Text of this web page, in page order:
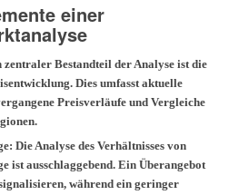
einer
zentraler Bestandteil der Analyse ist die
Dies umfasst aktuelle
Preisverläufe und Vergleiche
Die Analyse des Verhältnisses von
ist ausschlaggebend. Ein Überangebot
während ein geringer